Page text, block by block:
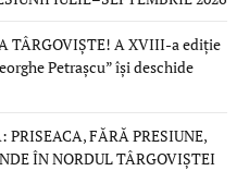
TÂRGOVIȘTE! A XVIII-a ediție
Petrașcu” își deschide
FĂRĂ PRESIUNE,
ÎN NORDUL TÂRGOVIȘTEI